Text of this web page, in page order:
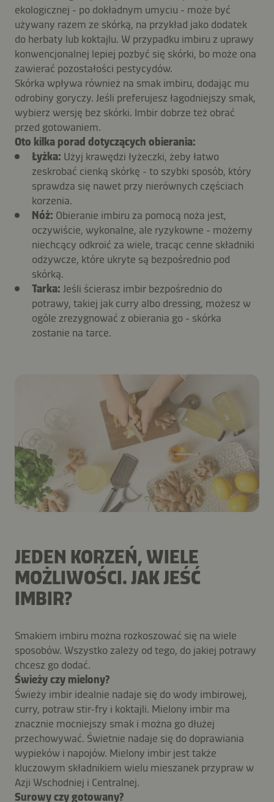
ekologicznej - po dokładnym umyciu - może być
używany razem ze skórką, na przykład jako dodatek
do herbaty lub koktajlu. W przypadku imbiru z uprawy
konwencjonalnej lepiej pozbyć się skórki, bo może ona
zawierać pozostałości pestycydów.
Skórka wpływa również na smak imbiru, dodając mu
odrobiny goryczy. Jeśli preferujesz łagodniejszy smak,
wybierz wersję bez skórki. Imbir dobrze też obrać
przed gotowaniem.
Oto kilka porad dotyczących obierania:
Łyżka: Użyj krawędzi łyżeczki, żeby łatwo
zeskrobać cienką skórkę - to szybki sposób, który
sprawdza się nawet przy nierównych częściach
korzenia.
Nóż: Obieranie imbiru za pomocą noża jest,
oczywiście, wykonalne, ale ryzykowne - możemy
niechcący odkroić za wiele, tracąc cenne składniki
odżywcze, które ukryte są bezpośrednio pod
skórką.
Tarka: Jeśli ścierasz imbir bezpośrednio do
potrawy, takiej jak curry albo dressing, możesz w
ogóle zrezygnować z obierania go - skórka
zostanie na tarce.
JEDEN KORZEŃ, WIELE
MOŻLIWOŚCI. JAK JEŚĆ
IMBIR?
Smakiem imbiru można rozkoszować się na wiele
sposobów. Wszystko zależy od tego, do jakiej potrawy
chcesz go dodać.
Świeży czy mielony?
Świeży imbir idealnie nadaje się do wody imbirowej,
curry, potraw stir-fry i koktajli. Mielony imbir ma
znacznie mocniejszy smak i można go dłużej
przechowywać. Świetnie nadaje się do doprawiania
wypieków i napojów. Mielony imbir jest także
kluczowym składnikiem wielu mieszanek przypraw w
Azji Wschodniej i Centralnej.
Surowy czy gotowany?